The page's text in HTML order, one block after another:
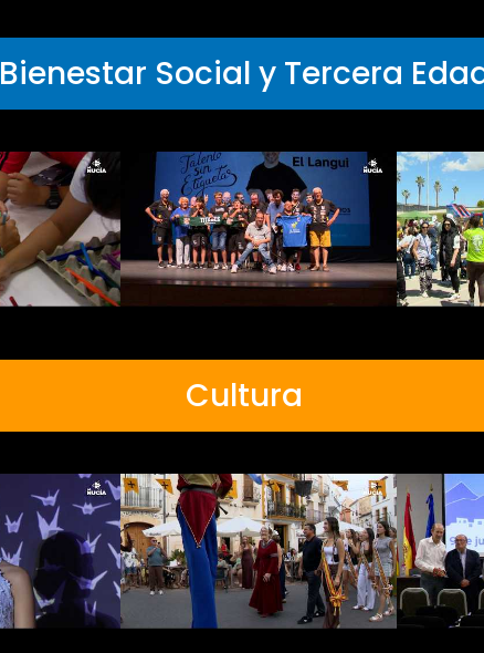
Bienestar Social y Tercera
Cultura